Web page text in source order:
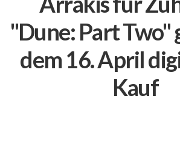
"Dune: Part Two"
dem 16. April
Kauf